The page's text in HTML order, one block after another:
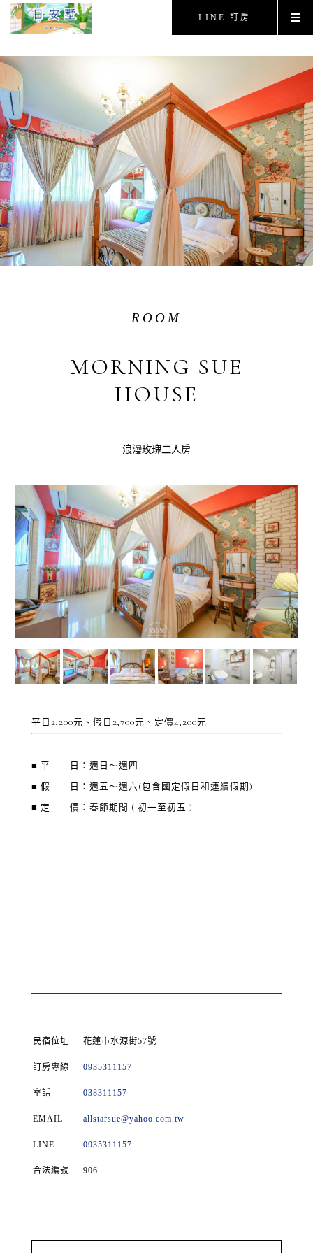
LINE 訂房
ROOM
MORNING SUE
HOUSE
浪漫玫瑰二人房
平日2,200元、假日2,700元、定價4,200元
■ 平 日：週日～週四
■ 假 日：週五～週六(包含國定假日和連續假期)
■ 定 價：春節期間 ( 初一至初五 )
民宿位址 花蓮市水源街57號
訂房專線 0935311157
室話 038311157
EMAIL allstarsue@yahoo.com.tw
LINE 0935311157
合法編號 906